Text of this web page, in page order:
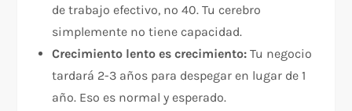
de trabajo efectivo, no 40. Tu cerebro
simplemente no tiene capacidad.​
Crecimiento lento es crecimiento: Tu negocio
tardará 2-3 años para despegar en lugar de 1
año. Eso es normal y esperado.